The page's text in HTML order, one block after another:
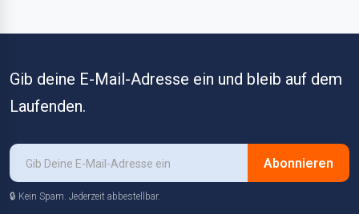
Gib deine E-Mail-Adresse ein und bleib auf dem
Laufenden.
Abonnieren
🔒 Kein Spam. Jederzeit abbestellbar.